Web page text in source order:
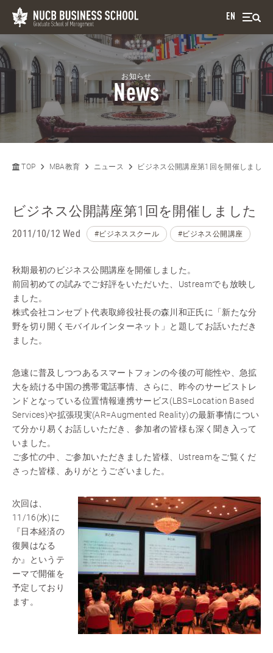
EN
お知らせ
News
TOP MBA教育 ニュース ビジネス公開講座第1回を開催しました
ビジネス公開講座第1回を開催しました
2011/10/12 Wed #ビジネススクール #ビジネス公開講座
秋期最初のビジネス公開講座を開催しました。
前回初めての試みでご好評をいただいた、Ustreamでも放映し
ました。
株式会社コンセプト代表取締役社長の森川和正氏に「新たな分
野を切り開くモバイルインターネット」と題してお話いただき
ました。
急速に普及しつつあるスマートフォンの今後の可能性や、急拡
大を続ける中国の携帯電話事情、さらに、昨今のサービストレ
ンドとなっている位置情報連携サービス(LBS=Location Based
Services)や拡張現実(AR=Augmented Reality)の最新事情につい
て分かり易くお話しいただき、参加者の皆様も深く聞き入って
いました。
ご多忙の中、ご参加いただきました皆様、Ustreamをご覧くだ
さった皆様、ありがとうございました。
次回は、
11/16(水)に
『日本経済の
復興はなる
か』というテ
ーマで開催を
予定しており
ます。